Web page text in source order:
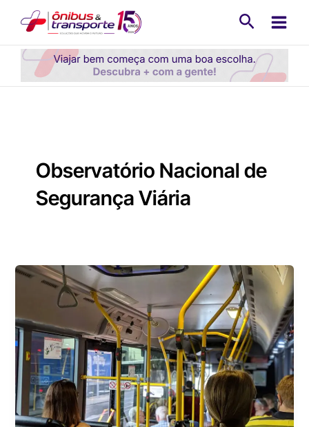
conteúdo
Observatório Nacional de
Segurança Viária